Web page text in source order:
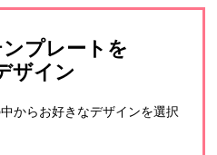
プレートを
ザイン
からお好きなデザインを選択